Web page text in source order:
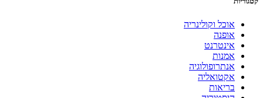
אוכל וקולינריה
אופנה
אינטרנט
אמנות
אנתרופולוגיה
אקטואליה
בריאות